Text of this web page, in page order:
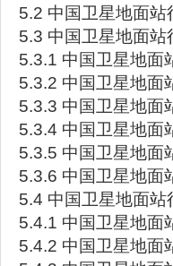
5.2 中国卫星地面
5.3 中国卫星地面
5.3.1 中国卫星地面
5.3.2 中国卫星地面
5.3.3 中国卫星地面
5.3.4 中国卫星地面
5.3.5 中国卫星地面
5.3.6 中国卫星地面
5.4 中国卫星地面
5.4.1 中国卫星地面
5.4.2 中国卫星地面